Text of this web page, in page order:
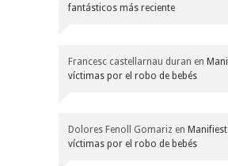
fantásticos más reciente
Francesc castellarnau duran en
víctimas por el robo de bebés
Dolores Fenoll Gomariz en
víctimas por el robo de bebés